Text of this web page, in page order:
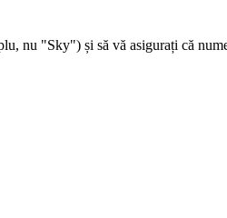
nu "Sky") și să vă asigurați că